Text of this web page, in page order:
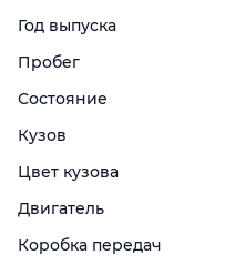
Год выпуска
Пробег
Состояние
Кузов
Цвет кузова
Двигатель
Коробка передач